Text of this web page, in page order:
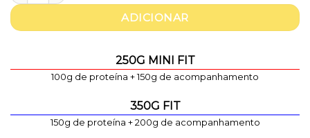
ADICIONAR
250G MINI FIT
100g de proteína + 150g de acompanhamento
350G FIT
150g de proteína + 200g de acompanhamento